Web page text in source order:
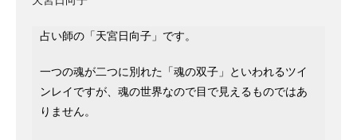
占い師の「天宮日向子」です。
一つの魂が二つに別れた「魂の双子」といわれるツイ
ンレイですが、魂の世界なので目で見えるものではあ
りません。